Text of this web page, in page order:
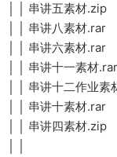
│ │ 串讲五素材.zip
│ │ 串讲八素材.rar
│ │ 串讲六素材.rar
│ │ 串讲十一素材.rar
│ │ 串讲十二作业素
│ │ 串讲十素材.rar
│ │ 串讲四素材.zip